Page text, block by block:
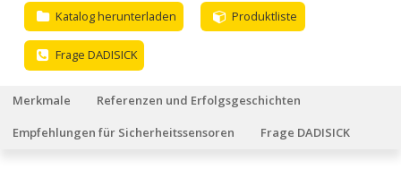
Katalog herunterladen Produktliste
Frage DADISICK
Merkmale
Referenzen und Erfolgsgeschichten
Empfehlungen für Sicherheitssensoren
Frage DADISICK